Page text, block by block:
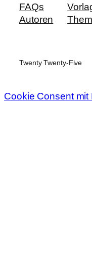
FAQs
Autoren
Twenty Twenty-Five
Cookie Consent